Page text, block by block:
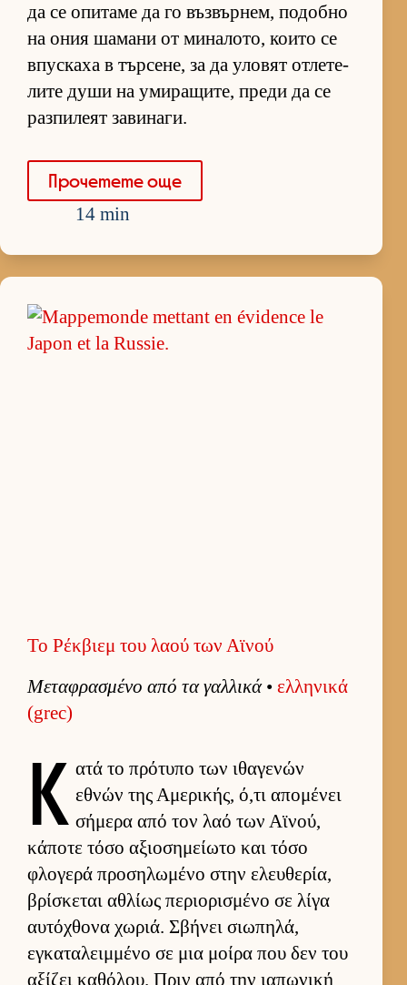
да се опи­таме да го въз­вър­нем, по­добно
на ония ша­мани от ми­на­ло­то, ко­ито се
впус­каха в тър­се­не, за да уло­вят от­ле­те­
лите души на уми­ра­щи­те, преди да се
раз­пи­леят за­ви­на­ги.
Про­че­тете още
14 min
Το Ρέκβιεμ του λαού των Αϊνού
Μεταφρασμένο από τα γαλ­λικά• ελ­ληνικά
(grec)
Κ ατά το πρότυπο των ιθαγενών
εθνών της Αμερικής, ό,τι απομένει
σήμερα από τον λαό των Αϊνού,
κάποτε τόσο αξιο­σημεί­ωτο και τόσο
φλογερά προσηλωμένο στην ελευ­θερία,
βρίσκεται αθλίως περιο­ρισμένο σε λίγα
αυ­τόχθονα χωριά. Σβήνει σιω­πηλά,
εγκαταλειμ­μένο σε μια μοίρα που δεν του
αξίζει καθόλου. Πριν από την ια­πωνική